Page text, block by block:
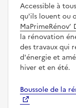
Accessible à
qu'ils louent ou
MaPrimeRénov’
la rénovation
des travaux qui
d'énergie et
hiver et en été.
Boussole de la